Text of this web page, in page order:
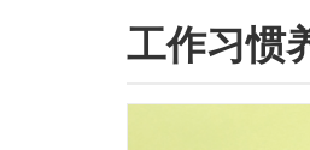
工作习惯